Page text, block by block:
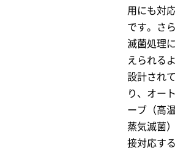
用にも対
です。さ
滅菌処理
えられる
設計され
り、オー
ーブ（高
蒸気滅菌
接対応す